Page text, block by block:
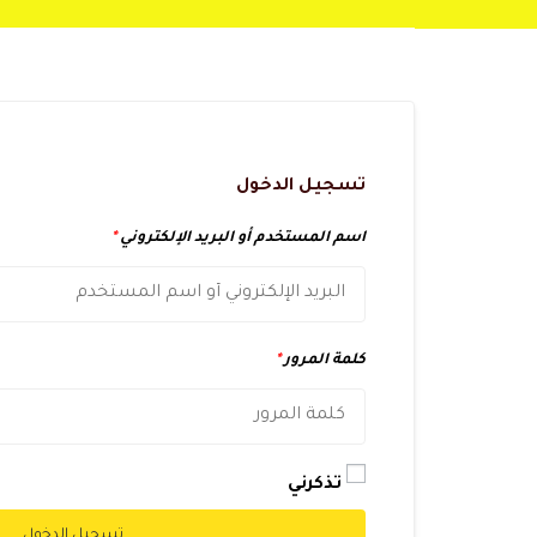
تسجيل الدخول
اسم المستخدم أو البريد الإلكتروني*
كلمة المرور*
تذكرني